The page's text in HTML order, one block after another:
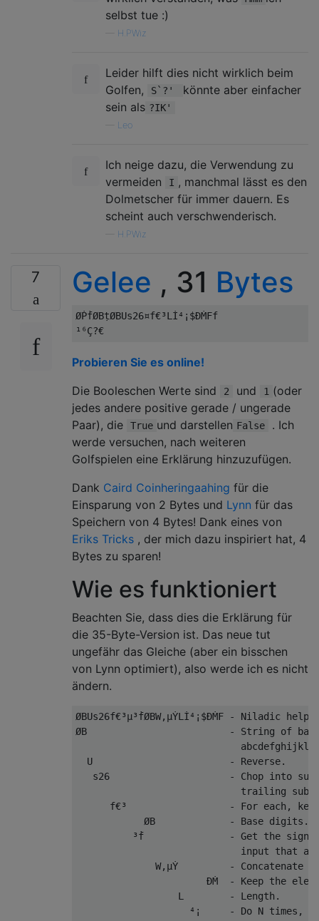
selbst tue :)
H.PWiz
Leider hilft dies nicht wirklich beim
Golfen,
S`?'
könnte aber einfacher
sein als ?IK'
Leo
Ich neige dazu, die Verwendung zu
vermeiden
I , manchmal lässt es den
Dolmetscher für immer dauern. Es
scheint auch verschwenderisch.
H.PWiz
7 Gelee , 31 Bytes
ØṖḟØBṭØBUs26¤f€³Lİ⁴¡$ÐṀFf
Probieren Sie es online!
Die Booleschen Werte sind
2 und 1 (oder
jedes andere positive gerade / ungerade
Paar), die
True und darstellen False
. Ich
werde versuchen, nach weiteren
Golfspielen eine Erklärung hinzuzufügen.
Dank Caird Coinheringaahing für die
Einsparung von 2 Bytes und Lynn für das
Speichern von 4 Bytes! Dank eines von
Eriks Tricks , der mich dazu inspiriert hat, 4
Bytes zu sparen!
Wie es funktioniert
Beachten Sie, dass dies die Erklärung für
die 35-Byte-Version ist. Das neue tut
ungefähr das Gleiche (aber ein bisschen
von Lynn optimiert), also werde ich es nicht
ändern.
ØBUs26f€³µ³ḟØBW,µẎLİ⁴¡$ÐṀF - Niladic
ØB                         - String of base digits:
  U                        - Reverse.
s26                     - Chop into
trailing
f€³                  - For each,
            ØB             - Base digits.
³ḟ               - Get the
input that
W,µẎ         - Concatenate
ÐṀ  - Keep the
                  L        - Length.
⁴¡     - Do N times,